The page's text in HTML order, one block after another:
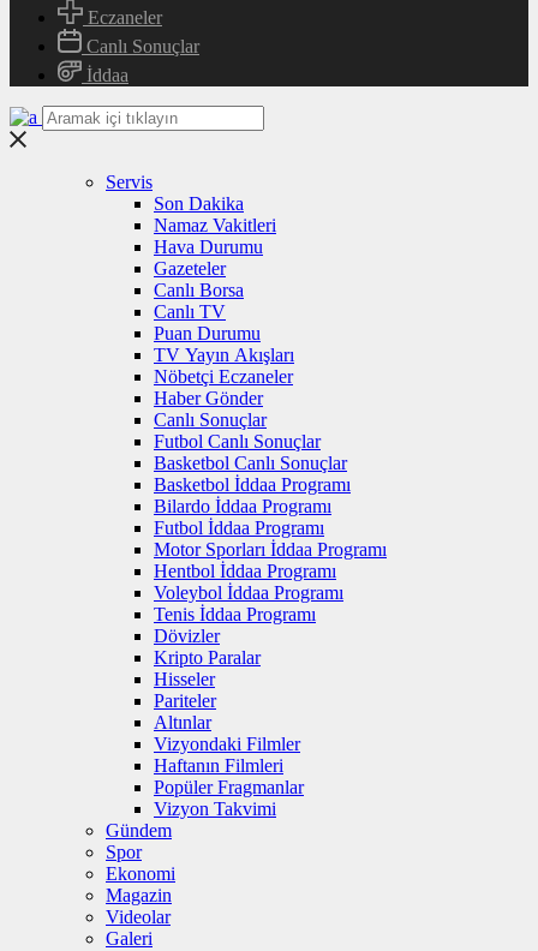
Eczaneler
Canlı Sonuçlar
İddaa
Servis
Son Dakika
Namaz Vakitleri
Hava Durumu
Gazeteler
Canlı Borsa
Canlı TV
Puan Durumu
TV Yayın Akışları
Nöbetçi Eczaneler
Haber Gönder
Canlı Sonuçlar
Futbol Canlı Sonuçlar
Basketbol Canlı Sonuçlar
Basketbol İddaa Programı
Bilardo İddaa Programı
Futbol İddaa Programı
Motor Sporları İddaa Programı
Hentbol İddaa Programı
Voleybol İddaa Programı
Tenis İddaa Programı
Dövizler
Kripto Paralar
Hisseler
Pariteler
Altınlar
Vizyondaki Filmler
Haftanın Filmleri
Popüler Fragmanlar
Vizyon Takvimi
Gündem
Spor
Ekonomi
Magazin
Videolar
Galeri